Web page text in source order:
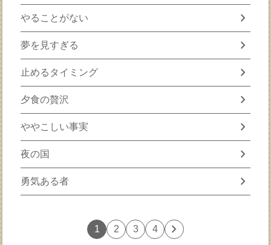
やることがない chevron_right
夢を見すぎる chevron_right
止めるタイミング chevron_right
夕食の贅沢 chevron_right
ややこしい事実 chevron_right
夜の国 chevron_right
勇気ある者 chevron_right
1 2 3 4 chevron_right